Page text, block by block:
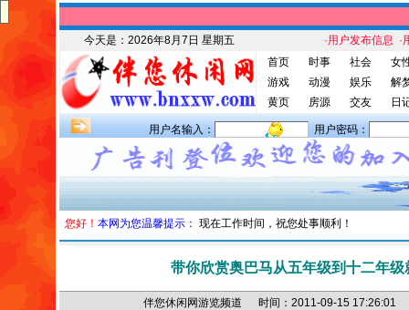
今天是： 2026年8月7日 星期五 ·用户发布信息 ·
首页
时事 社会
女
游戏
动漫 娱乐
解
黄页
房源 交友 日
用户名输入： 用户密码：
您好！ 本网为您温馨提示： 现在工作时间，祝您处事顺利！
带你欣赏奥巴马从五年级到十二年级
伴您休闲网游览频道 时间：2011-09-15